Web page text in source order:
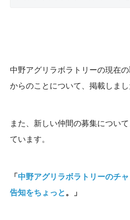
中野アグリラボラトリーの現在
からのことについて、掲載しまし
また、新しい仲間の募集につい
ています。
「 中野アグリラボラトリーのチ
告知をちょっと。」